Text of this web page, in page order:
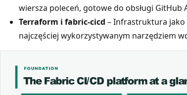
wiersza poleceń, gotowe do obsługi GitHub
Terraform i fabric-cicd – Infrastruktura jako
najczęściej wykorzystywanym narzędziem